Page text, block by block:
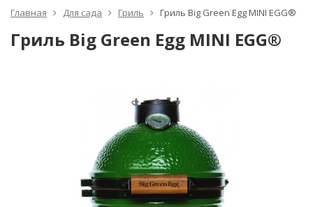
Главная Для сада Гриль Гриль Big Green Egg MINI EGG®
Гриль Big Green Egg MINI EGG®